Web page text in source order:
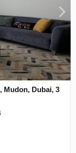
Mudon, Dubai, 3